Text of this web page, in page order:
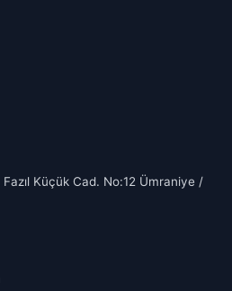
Küçük Cad. No:12 Ümraniye /